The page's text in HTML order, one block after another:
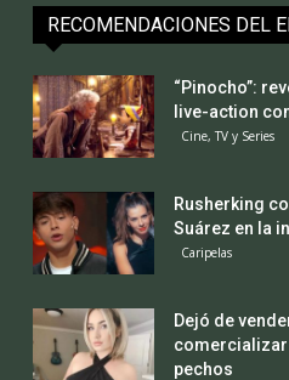
RECOMENDACIONES DEL
“Pinocho”:
live-action
Cine, TV y Series
Rusherking
Suárez en la
Caripelas
Dejó de
pechos